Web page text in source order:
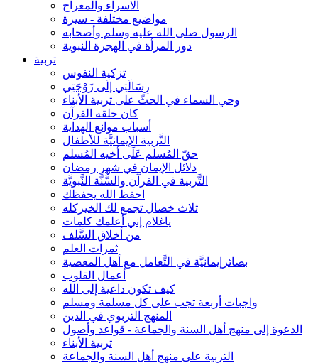
الاسراء والمعراج
مواضيع مختلفة - سيرة
الرسول صلى الله عليه وسلم وأصحابه
دور المرأة في الهجرة النبوية
تربية
تزكية النفوس
رِسَالَتِي إلَى زَوْجَتِي
وحي السماء في الحثّ على تربية الأبناء
كان خلقه القرآن
أسباب موانع الهداية
التَّربية الإيمانيَّة للأطفال
حقّ المُسلم عَلَى أخيه المُسلم
دلائل الإيمان في شهر رمضان
التَّربية في القرآن والسُّنَّة النَّبويَّة
احفظ الله يحفظك
ثلاث خصال تجمع لك الخيركله
ياغلام إني أعلمك كلمات
من أخلاق السَّلف
ثمرات العلم
بصائرإيمانيَّة في التَّعامل مع أهل المعصية
أعمال القلوب
كيف تكون داعية إلى الله
واجبات أربعة تجب على كل مسلمة ومسلم
المنهج التربوي في الدين
الدعوة إلى منهج أهل السنة والجماعة - قواعد وأصول
تربية الأبناء
التربية على منهج أهل السنة والجماعة